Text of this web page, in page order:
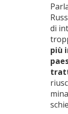
di
più